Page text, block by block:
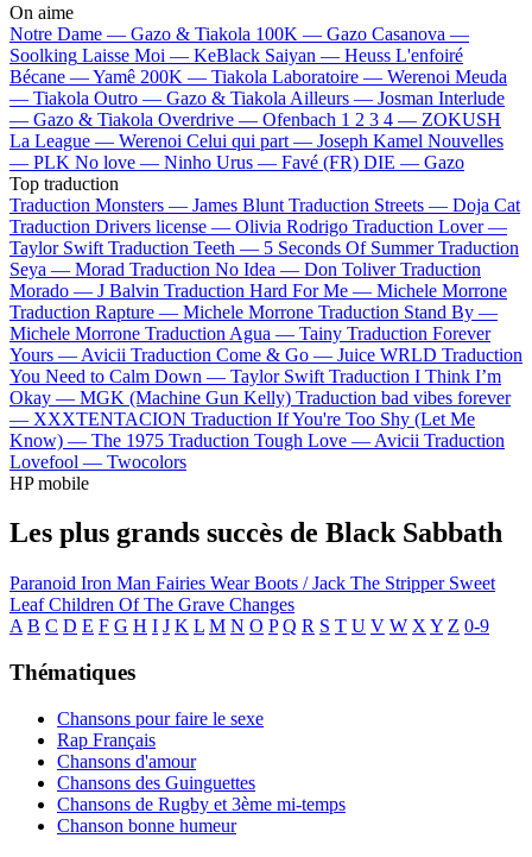
On aime
Notre Dame — Gazo & Tiakola 100K — Gazo Casanova —
Soolking Laisse Moi — KeBlack Saiyan — Heuss L'enfoiré
Bécane —Yamê 200K — Tiakola Laboratoire — Werenoi Meuda
— Tiakola Outro — Gazo & Tiakola Ailleurs — Josman Interlude
— Gazo & Tiakola Overdrive — Ofenbach 1 2 3 4 — ZOKUSH
La League — Werenoi Celui qui part — Joseph Kamel Nouvelles
— PLK No love — Ninho Urus — Favé (FR) DIE — Gazo
Top traduction
Traduction Monsters — James Blunt Traduction Streets — Doja Cat
Traduction Drivers license — Olivia Rodrigo Traduction Lover —
Taylor Swift Traduction Teeth — 5 Seconds Of Summer Traduction
Seya — Morad Traduction No Idea — Don Toliver Traduction
Morado — J Balvin Traduction Hard For Me — Michele Morrone
Traduction Rapture — Michele Morrone Traduction Stand By —
Michele Morrone Traduction Agua — Tainy Traduction Forever
Yours — Avicii Traduction Come & Go — Juice WRLD Traduction
You Need to Calm Down — Taylor Swift Traduction I Think I’m
Okay — MGK (Machine Gun Kelly) Traduction bad vibes forever
— XXXTENTACION Traduction If You're Too Shy (Let Me
Know) — The 1975 Traduction Tough Love — Avicii Traduction
Lovefool — Twocolors
HP mobile
Les plus grands succès de Black Sabbath
Paranoid Iron Man Fairies Wear Boots / Jack The Stripper Sweet
LeafChildren Of The Grave Changes
A B C D E F G H I J K L M N O P Q R S T U V W X Y Z 0-9
Thématiques
Chansons pour faire le sexe
Rap Français
Chansons d'amour
Chansons des Guinguettes
Chansons de Rugby et 3ème mi-temps
Chanson bonne humeur